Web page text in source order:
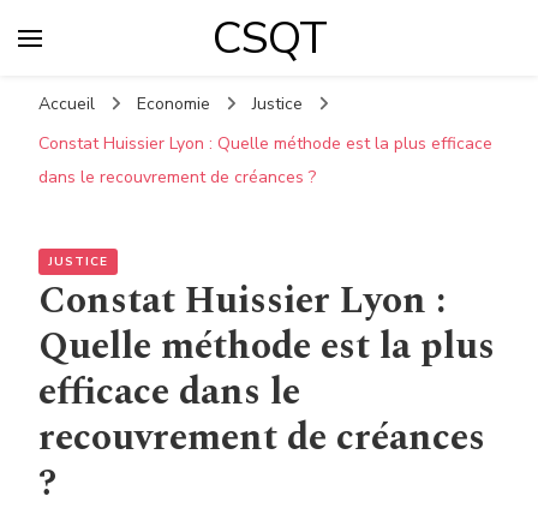
CSQT
Accueil Economie
Justice
Constat Huissier Lyon : Quelle méthode est la plus efficace
dans le recouvrement de créances ?
JUSTICE
Constat Huissier Lyon :
Quelle méthode est la plus
efficace dans le
recouvrement de créances
?